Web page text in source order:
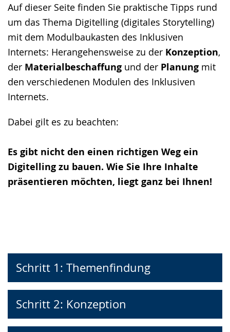
Auf dieser Seite finden Sie praktische Tipps rund
um das Thema Digitelling (digitales Storytelling)
mit dem Modulbaukasten des Inklusiven
Internets: Herangehensweise zu der Konzeption,
der Materialbeschaffung und der Planung mit
den verschiedenen Modulen des Inklusiven
Internets.
Dabei gilt es zu beachten:
Es gibt nicht den einen richtigen Weg ein
Digitelling zu bauen. Wie Sie Ihre Inhalte
präsentieren möchten, liegt ganz bei Ihnen!
wechseln.
Deutscher
Gebärdensprache
wird
angezeigt.
Schritt 1: Themenfindung
Schritt 2: Konzeption